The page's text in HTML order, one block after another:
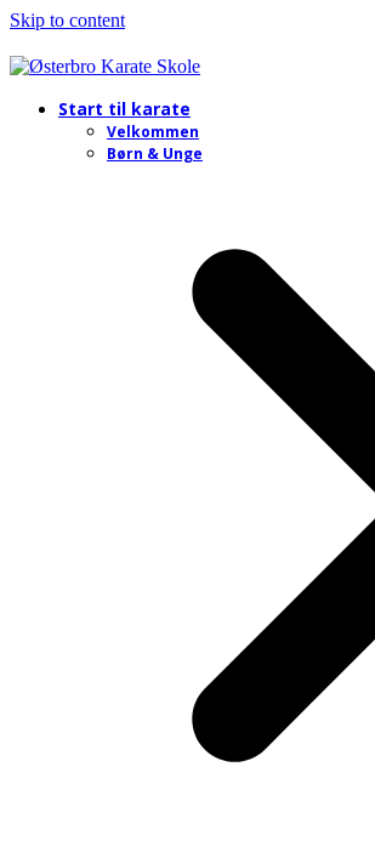
Skip to content
Start til karate
Velkommen
Børn & Unge